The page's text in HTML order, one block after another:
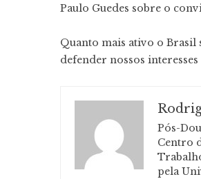
Paulo Guedes sobre o
Quanto mais ativo o Brasil
defender nossos
Pós-
Centro
pela